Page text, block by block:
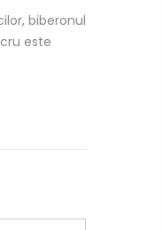
biberonul
este